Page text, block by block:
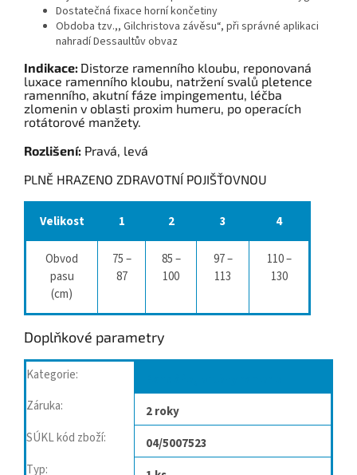
Dostatečná fixace horní končetiny
Obdoba tzv.,, Gilchristova závěsu“, při správné aplikaci
nahradí Dessaultův obvaz
Indikace: Distorze ramenního kloubu, reponovaná
luxace ramenního kloubu, natržení svalů pletence
ramenního, akutní fáze impingementu, léčba
zlomenin v oblasti proxim humeru, po operacích
rotátorové manžety.
Rozlišení: Pravá, levá
PLNĚ HRAZENO ZDRAVOTNÍ POJIŠŤOVNOU
Velikost 1 2 3 4
Obvod
pasu
(cm)
75 –
87
85 –
100
97 –
113
110 –
130
Doplňkové parametry
Kategorie:
Záruka:
2 roky
SÚKL kód zboží:
04/5007523
Typ: